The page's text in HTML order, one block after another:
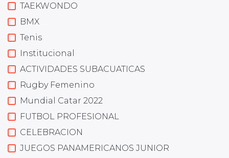
TAEKWONDO
BMX
Tenis
Institucional
ACTIVIDADES SUBACUATICAS
Rugby Femenino
Mundial Catar 2022
FUTBOL PROFESIONAL
CELEBRACION
JUEGOS PANAMERICANOS JUNIOR